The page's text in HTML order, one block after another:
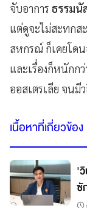
จับอาการ ธรรมนั
แต่ดูจะไม่สะทกส
สหกรณ์ ก็เคยโดน
และเรื่องก็หนักก
ออสเตรเลีย จนมี
เนื้อหาที่เกี่ยวข้อง
'
ซั